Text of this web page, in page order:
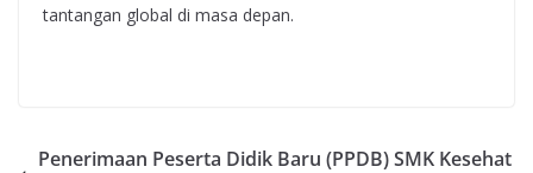
tantangan global di masa depan.
Penerimaan Peserta Didik Baru (PPDB) SMK Kesehat